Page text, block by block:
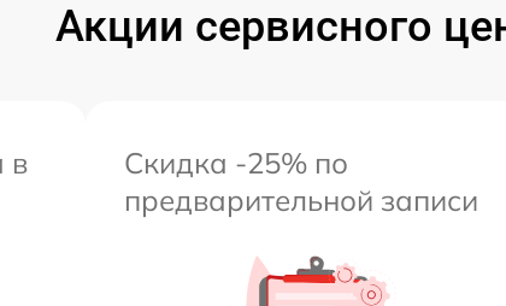
Акции сервисного
в
Скидка -25% по
предварительной записи